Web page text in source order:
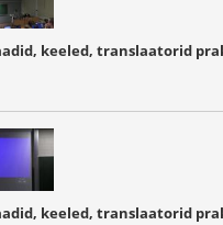
keeled, translaatorid
keeled, translaatorid